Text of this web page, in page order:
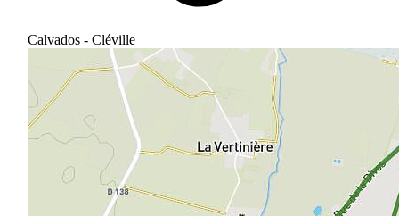
Calvados - Cléville